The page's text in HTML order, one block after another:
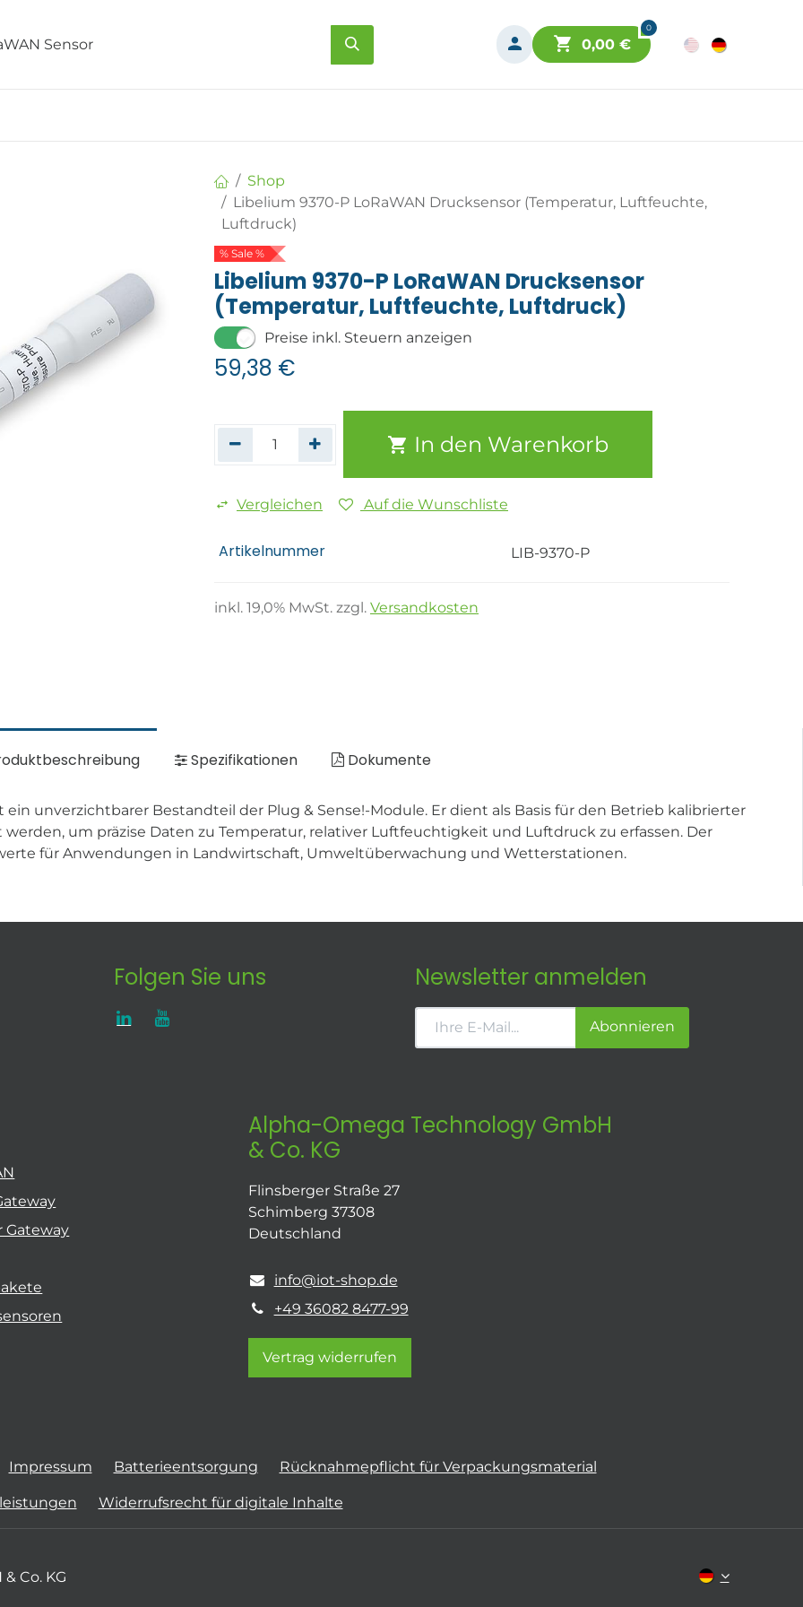
0
0,00€
Shop
Libelium 9370-P LoRaWAN Drucksensor (Temperatur, Luftfeuchte,
Luftdruck)
% Sale %
Libelium 9370-P LoRaWAN Drucksensor
(Temperatur, Luftfeuchte, Luftdruck)
Preise inkl. Steuern anzeigen
59,38 €
In den Warenkorb
Vergleichen Auf die Wunschliste
Artikelnummer LIB-9370-P
inkl. 19,0% MwSt. zzgl. Versandkosten
Spezifikationen Dokumente
unverzichtbarer Bestandteil der Plug & Sense!-Module. Er dient als Basis für den Betrieb kalibrierter
um präzise Daten zu Temperatur, relativer Luftfeuchtigkeit und Luftdruck zu erfassen. Der
für Anwendungen in Landwirtschaft, Umweltüberwachung und Wetterstationen.
Folgen Sie uns Newsletter anmelden
Abonnieren
Gateway
Alpha-Omega Technology GmbH
& Co. KG
Flinsberger Straße 27
Schimberg 37308
Deutschland
info@iot-shop.de
+49 36082 8477-99
Vertrag widerrufen
Impressum Batterieentsorgung Rücknahmepflicht für Verpackungsmaterial
Widerrufsrecht für digitale Inhalte
Co. KG